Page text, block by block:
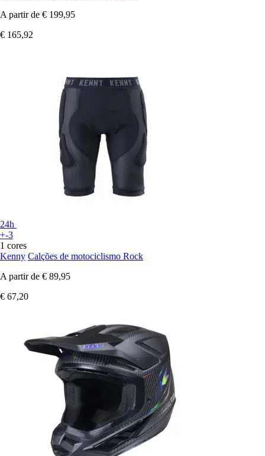
A partir de € 199,95
€ 165,92
24h
+-3
1 cores
Kenny Calções de motociclismo Rock
A partir de € 89,95
€ 67,20